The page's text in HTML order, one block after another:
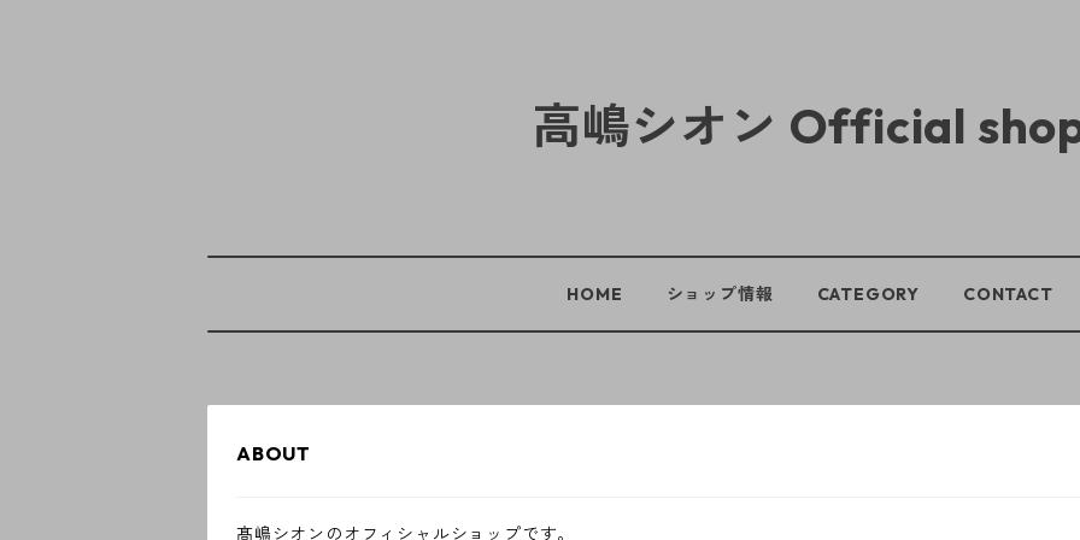
高嶋シオン Official
HOME ショップ情報 CATEGORY CONTACT
ABOUT
髙嶋シオンのオフィシャルショップです。